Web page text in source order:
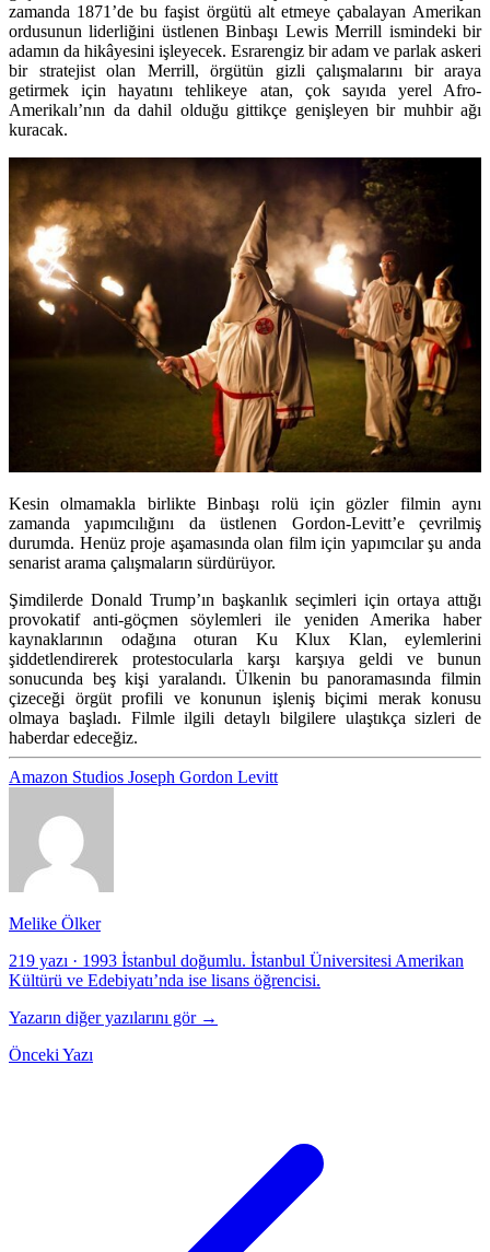
zamanda 1871’de bu faşist örgütü alt etmeye çabalayan Amerikan
ordusunun liderliğini üstlenenBinbaşı Lewis Merrill ismindeki bir
adamın da hikâyesini işleyecek. Esrarengiz bir adam ve parlak askeri
bir stratejist olan Merrill, örgütün gizli çalışmalarını bir araya
getirmek için hayatını tehlikeye atan, çok sayıda yerel Afro-
Amerikalı’nın da dahil olduğu gittikçe genişleyen bir muhbir ağı
kuracak.
Kesin olmamakla birlikte Binbaşı rolü için gözler filmin aynı
zamanda yapımcılığını da üstlenen Gordon-Levitt’e çevrilmiş
durumda. Henüz proje aşamasında olan film için yapımcılar şu anda
senarist arama çalışmaların sürdürüyor.
Şimdilerde Donald Trump’ın başkanlık seçimleri için ortaya attığı
provokatif anti-göçmen söylemleri ile yeniden Amerika haber
kaynaklarının odağına oturan Ku Klux Klan, eylemlerini
şiddetlendirerek protestocularla karşı karşıya geldi ve bunun
sonucunda beş kişi yaralandı. Ülkenin bu panoramasında filmin
çizeceği örgüt profili ve konunun işleniş biçimi merak konusu
olmaya başladı. Filmle ilgili detaylı bilgilere ulaştıkça sizleri de
haberdar edeceğiz.
Amazon Studios Joseph Gordon Levitt
Melike Ölker
219 yazı · 1993 İstanbul doğumlu. İstanbul Üniversitesi Amerikan
Kültürü ve Edebiyatı’nda ise lisans öğrencisi.
Yazarın diğer yazılarını gör →
Önceki Yazı